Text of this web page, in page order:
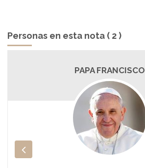
Personas en esta nota ( 2 )
PAPA FRANCISCO